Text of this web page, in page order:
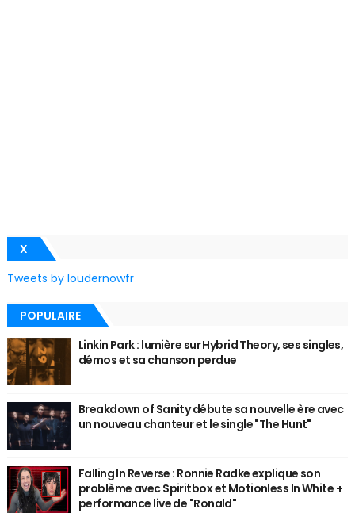
X
Tweets by loudernowfr
POPULAIRE
Linkin Park : lumière sur Hybrid Theory, ses singles,
démos et sa chanson perdue
Breakdown of Sanity débute sa nouvelle ère avec
un nouveau chanteur et le single "The Hunt"
Falling In Reverse : Ronnie Radke explique son
problème avec Spiritbox et Motionless In White +
performance live de "Ronald"